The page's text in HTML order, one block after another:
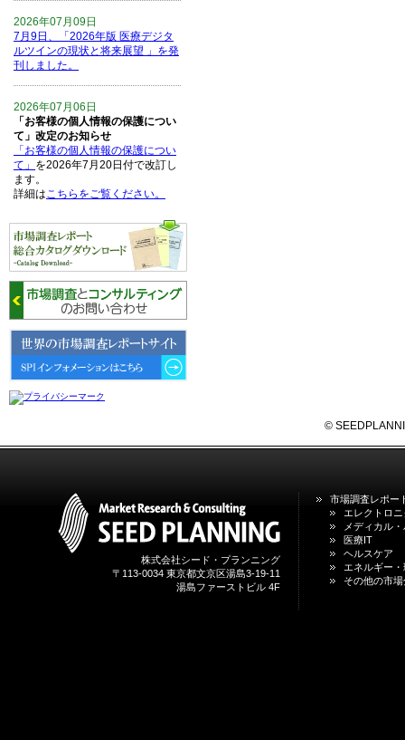
2026年07月09日
7月9日、「2026年版 医療デジタ
ルツインの現状と将来展望 」を発
刊しました。
2026年07月06日
「お客様の個人情報の保護につい
て」改定のお知らせ
「お客様の個人情報の保護につい
て」 を2026年7月20日付で改訂し
ます。
詳細はこちらをご覧ください。
2026年06月15日
6月15日、「中国の医療保険医薬
品リスト 」を発刊しました。
2026年06月01日
6月1日、「2026-27年版 5G SA、
6GにおけるIoT／サービス市場の
動向 」を発刊しました。
2026年04月30日
4月30日、「2026年版 オンライン
1月31日、「DXが加速するMCI・
認知症ケア支援サービスの現状と
今後の方向性 」を発刊しました。
1月13日、「営業支援DXにおける
名刺管理サービスの最新動向2026
©
株式会社シード・プランニング
〒113-0034 東京都文京区湯島3-19-11
湯島ファーストビル 4F
市場調査レポー
エレクトロ
メディカル
医療IT
ヘルスケア
エネルギー
その他の市